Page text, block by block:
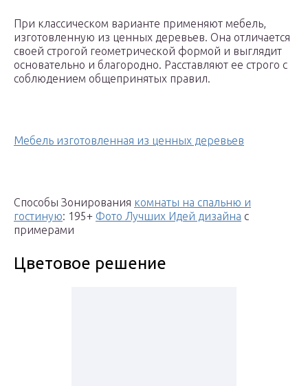
При классическом варианте применяют мебель,
изготовленную из ценных деревьев. Она отличается
своей строгой геометрической формой и выглядит
основательно и благородно. Расставляют ее строго с
соблюдением общепринятых правил.
Мебель изготовленная из ценных деревьев
Способы Зонирования комнаты на спальню и
гостиную: 195+ Фото Лучших Идей дизайна с
примерами
Цветовое решение